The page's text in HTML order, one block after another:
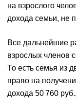
на взрослого
дохода семьи,
Все дальнейшие
взрослых членов
То есть семья из
право на
дохода 50 760